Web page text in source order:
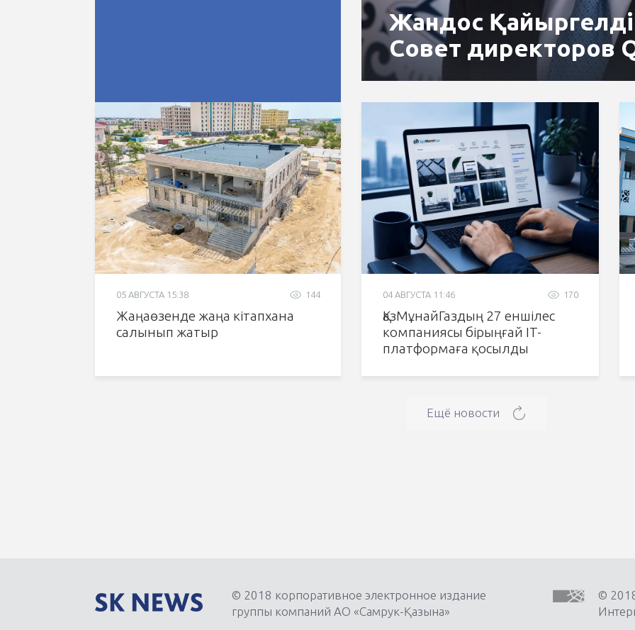
Жандос Қайыргелді
Совет директоров
144
05 АВГУСТА 15:38
Жаңаөзенде жаңа кітапхана
салынып жатыр
170
04 АВГУСТА 11:46
ҚазМұнайГаздың 27 еншілес
компаниясы бірыңғай IT-
платформаға қосылды
Ещё новости
© 2018 корпоративное электронное издание
группы компаний АО «Самрук-Қазына»
©